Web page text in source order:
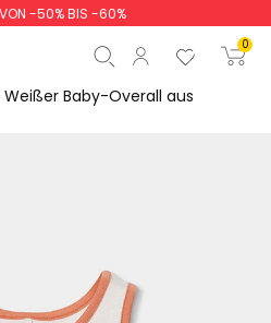
VON -50% BIS -60%
0
Start der Bestellung
Weißer Baby-Overall aus